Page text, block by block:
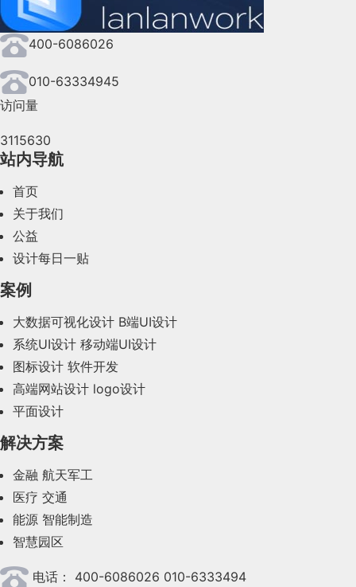
2024年8月(164)
2024年7月(107)
2024年6月(63)
2024年4月(44)
2024年2月(58)
2023年10月(14)
2023年8月(88)
2023年7月(62)
2023年6月(58)
2023年5月(28)
2023年4月(47)
2023年3月(37)
400-6086026
010-63334945
访问量
3115630
站内导航
首页
关于我们
公益
设计每日一贴
案例
大数据可视化设计 B端UI设计
系统UI设计 移动端UI设计
图标设计 软件开发
高端网站设计 logo设计
平面设计
解决方案
金融 航天军工
医疗 交通
能源 智能制造
智慧园区
电话： 400-6086026 010-6333494